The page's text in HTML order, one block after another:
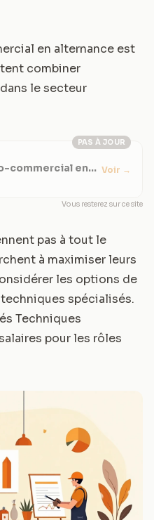
en alternance est
combiner
le secteur
PAS À JOUR
commercial en
Voir →
Vous resterez sur ce site
pas à tout le
à maximiser leurs
les options de
spécialisés.
Techniques
pour les rôles